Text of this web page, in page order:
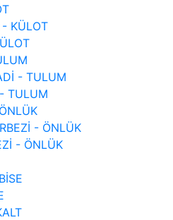
- KÜLOT
- TULUM
TULUM
- ÖNLÜK
- ÖNLÜK